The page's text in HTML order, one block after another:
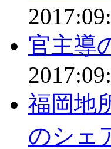
官主導
福岡地
のシェ